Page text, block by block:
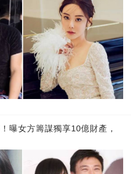
曝女方籌謀獨享10億財產，